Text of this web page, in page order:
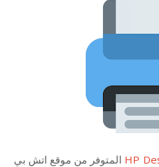
المتوفر من موقع اتش بي